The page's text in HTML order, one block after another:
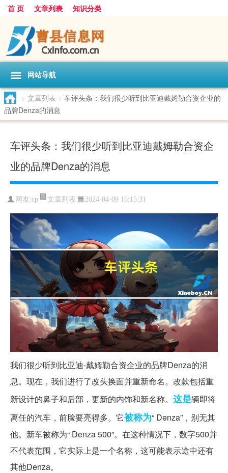
首 页 文章列表 知识分类
网站导航
> 文章列表 > 车评头条：我们很少听到比亚迪戴姆勒合资企业的
品牌Denza的消息
车评头条：我们很少听到比亚迪戴姆勒合资企
业的品牌Denza的消息
网友:cp 文章列表 2024-04-09 16:15:31
我们很少听到比亚迪-戴姆勒合资企业的品牌Denza的消
息。现在，我们进行了改头换面并重新命名。改款包括重
新设计的鼻子和后部，更新的内饰和新名称。 这是辆即将
离任的汽车，前脸要亮得多。它被称为“ Denza”，别无其
他。新车被称为“ Denza 500”。在这种情况下，数字500并
不代表范围，它实际上是一个名称，这可能表示途中还有
其他Denza。